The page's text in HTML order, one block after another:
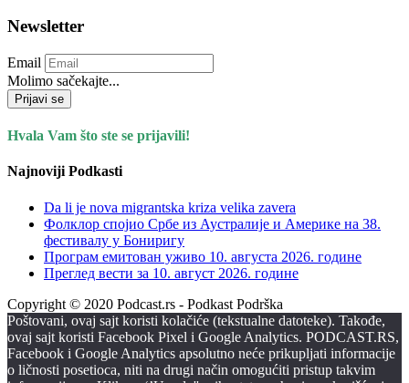
Newsletter
Email
Molimo sačekajte...
Prijavi se
Hvala Vam što ste se prijavili!
Najnoviji Podkasti
Da li je nova migrantska kriza velika zavera
Фолклор спојио Србе из Аустралије и Америке на 38.
фестивалу у Бониригу
Програм емитован уживо 10. августа 2026. годинe
Преглед вести за 10. август 2026. године
Copyright © 2020 Podcast.rs - Podkast Podrška
Poštovani, ovaj sajt koristi kolačiće (tekstualne datoteke). Takođe,
ovaj sajt koristi Facebook Pixel i Google Analytics. PODCAST.RS,
Facebook i Google Analytics apsolutno neće prikupljati informacije
o ličnosti posetioca, niti na drugi način omogućiti pristup takvim